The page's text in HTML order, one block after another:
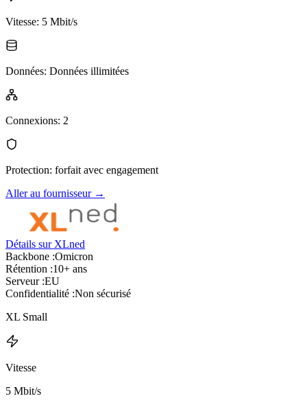
Vitesse: 5 Mbit/s
Données: Données illimitées
Connexions: 2
Protection: forfait avec engagement
Aller au fournisseur→
Détails sur XLned
Backbone :Omicron
Rétention :10+ ans
Serveur :EU
Confidentialité :Non sécurisé
XL Small
Vitesse
5 Mbit/s